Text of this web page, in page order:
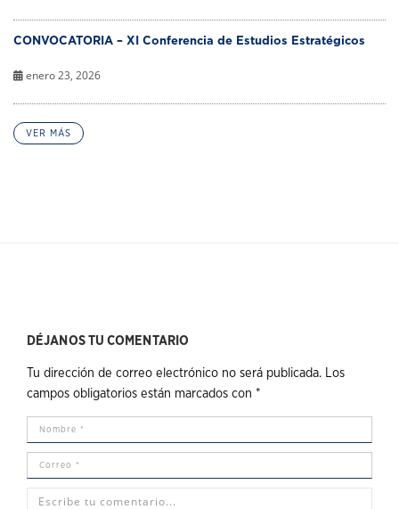
CONVOCATORIA – XI Conferencia de Estudios Estratégicos
enero 23, 2026
VER MÁS
DÉJANOS TU COMENTARIO
Tu dirección de correo electrónico no será publicada.
Los
campos obligatorios están marcados con *